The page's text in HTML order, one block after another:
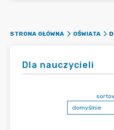
STRONA GŁÓWNA OŚWIATA
Dla nauczycieli